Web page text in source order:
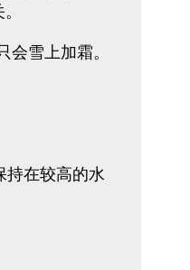
雪上加霜。
持在较高的水